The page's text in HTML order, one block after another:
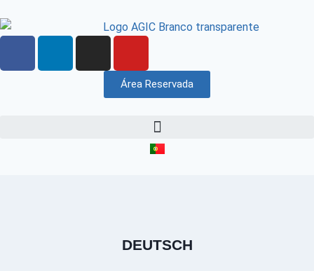
Área Reservada
DEUTSCH